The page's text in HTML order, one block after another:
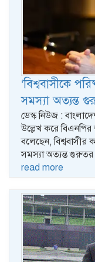
‘বিশ্ববাসীকে
সমস্যা অত্যন্ত
ডেস্ক নিউজ :
উল্লেখ করে বিএনপির
বলেছেন, বিশ্ববাসীর
সমস্যা অত্যন্ত
read more